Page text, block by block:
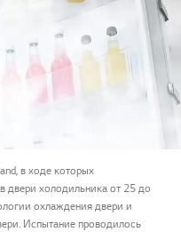
в ходе которых
двери холодильника от 25 до
охлаждения двери и
Испытание проводилось